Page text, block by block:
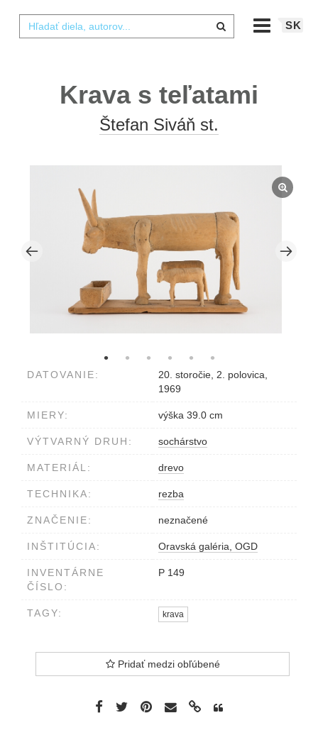
SK
Krava s teľatami
Štefan Siváň st.
DATOVANIE:
20. storočie, 2. polovica,
1969
MIERY: výška 39.0 cm
VÝTVARNÝ DRUH: sochárstvo
MATERIÁL: drevo
TECHNIKA: rezba
ZNAČENIE: neznačené
INŠTITÚCIA: Oravská galéria, OGD
INVENTÁRNE
ČÍSLO:
P 149
TAGY: krava
Pridať medzi obľúbené